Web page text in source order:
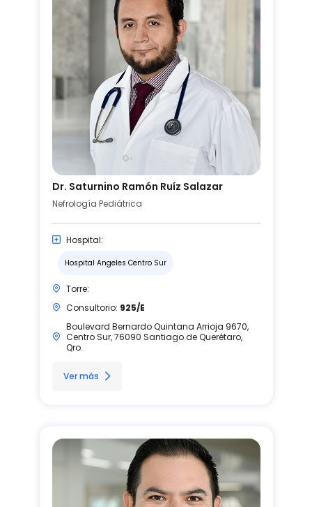
Dr. Saturnino Ramón Ruíz Salazar
Nefrología Pediátrica
Hospital:
Hospital Angeles Centro Sur
Torre:
Consultorio: 925/E
Boulevard Bernardo Quintana Arrioja 9670,
Centro Sur, 76090 Santiago de Querétaro,
Qro.
Ver más